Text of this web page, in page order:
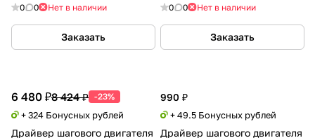
0 0 Нет в наличии
Заказать
0 0 Нет в наличии
Заказать
6 480 ₽8 424 ₽ -23%
+ 324 Бонусных рублей
Драйвер шагового двигателя
990 ₽
+ 49.5 Бонусных рублей
Драйвер шагового двигателя